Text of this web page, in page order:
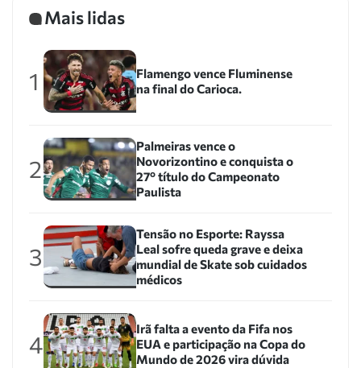
Mais lidas
1
Flamengo vence Fluminense
na final do Carioca.
2
Palmeiras vence o
Novorizontino e conquista o
27º título do Campeonato
Paulista
3
Tensão no Esporte: Rayssa
Leal sofre queda grave e deixa
mundial de Skate sob cuidados
médicos
4
Irã falta a evento da Fifa nos
EUA e participação na Copa do
Mundo de 2026 vira dúvida